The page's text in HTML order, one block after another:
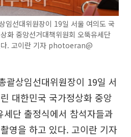
임선대위원장이 19일 서울 여의도 국
화 중앙선거대책위원회 오뚝유세단
다. 고이란 기자 photoeran@
괄상임선대위원장이 19일 서
대한민국 국가정상화 중앙
단 출정식에서 참석자들과
영을 하고 있다. 고이란 기자